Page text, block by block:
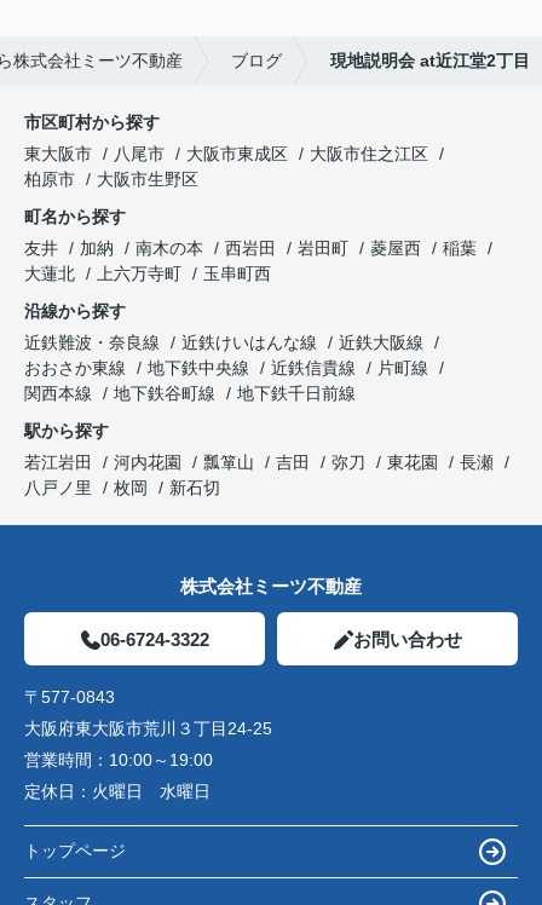
株式会社ミーツ不動産 ブログ 現地説明会 at近江堂2丁目
市区町村から探す
東大阪市
八尾市 大阪市東成区
大阪市住之江区
柏原市
大阪市生野区
町名から探す
友井
加納 南木の本 西岩田 岩田町 菱屋西
稲葉
大蓮北
上六万寺町
玉串町西
沿線から探す
近鉄難波・奈良線
近鉄けいはんな線
近鉄大阪線
おおさか東線
地下鉄中央線 近鉄信貴線
片町線
関西本線
地下鉄谷町線
地下鉄千日前線
駅から探す
若江岩田
河内花園 瓢箪山 吉田 弥刀 東花園
長瀬
八戸ノ里
枚岡 新石切
株式会社ミーツ不動産
06-6724-3322 お問い合わせ
〒577-0843
大阪府東大阪市荒川３丁目24-25
営業時間： 10:00～19:00
定休日： 火曜日 水曜日
トップページ